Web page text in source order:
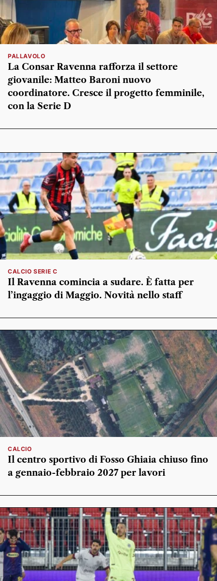
PALLAVOLO
La Consar Ravenna rafforza il settore
giovanile: Matteo Baroni nuovo
coordinatore. Cresce il progetto femminile,
con la Serie D
CALCIO SERIE C
Il Ravenna comincia a sudare. È fatta per
l’ingaggio di Maggio. Novità nello staff
CALCIO
Il centro sportivo di Fosso Ghiaia chiuso fino
a gennaio-febbraio 2027 per lavori